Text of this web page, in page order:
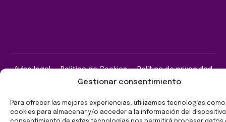
Gestionar consentimiento
Para ofrecer las mejores experiencias, utilizamos tecnologías como
cookies para almacenar y/o acceder a la información del
Andalucía.
Aviso legal Politica de Cookies Política de privacidad